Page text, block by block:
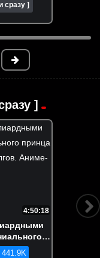
сразу ]
]
4:40:60
супер
я самый
серии